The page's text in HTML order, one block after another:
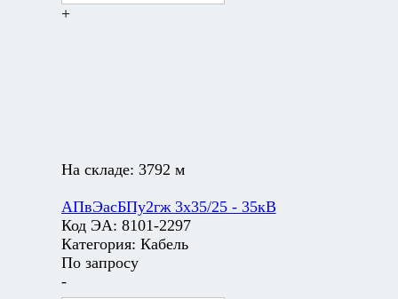
+
На складе: 3792 м
АПвЭасБПу2гж 3х35/25 - 35кВ
Код ЭА: 8101-2297
Категория: Кабель
По запросу
-